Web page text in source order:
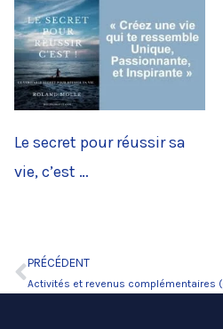
Le secret pour réussir sa
vie, c’est …
Précédent
PRÉCÉDENT
Activités et revenus complémentaires